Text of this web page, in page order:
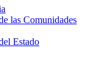
las Comunidades
Estado